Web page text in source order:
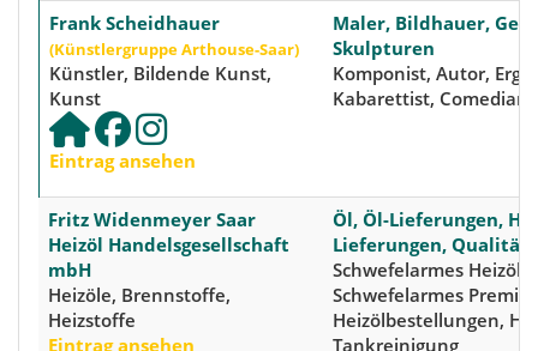
Frank Scheidhauer
(Künstlergruppe Arthouse-Saar)
Künstler, Bildende Kunst,
Kunst
Eintrag ansehen
Maler, Bildhauer,
Skulpturen
Komponist, Autor,
Kabarettist, Comedian
Fritz Widenmeyer Saar
Heizöl Handelsgesellschaft
mbH
Heizöle, Brennstoffe,
Heizstoffe
Eintrag ansehen
Öl, Öl-Lieferungen,
Lieferungen,
Schwefelarmes Heizöl,
Schwefelarmes
Heizölbestellungen,
Tankreinigung